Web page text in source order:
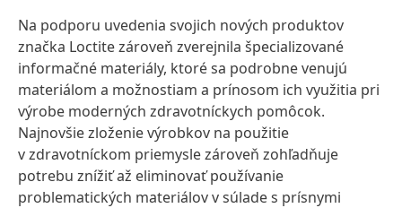
Na podporu uvedenia svojich nových produktov
značka Loctite zároveň zverejnila špecializované
informačné materiály, ktoré sa podrobne venujú
materiálom a možnostiam a prínosom ich využitia pri
výrobe moderných zdravotníckych pomôcok.
Najnovšie zloženie výrobkov na použitie
v zdravotníckom priemysle zároveň zohľadňuje
potrebu znížiť až eliminovať používanie
problematických materiálov v súlade s prísnymi